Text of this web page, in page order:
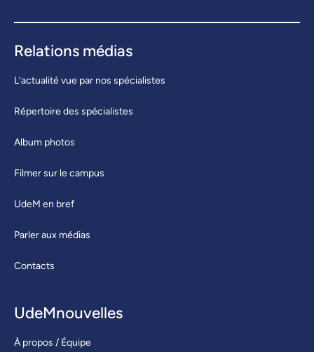
Relations médias
L’actualité vue par nos spécialistes
Répertoire des spécialistes
Album photos
Filmer sur le campus
UdeM en bref
Parler aux médias
Contacts
UdeMnouvelles
À propos / Équipe